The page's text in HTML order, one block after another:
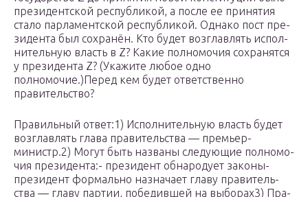
пре­зи­дент­ской республикой, а после ее при­ня­тия
стало пар­ла­мент­ской республикой. Од­на­ко пост пре­
зи­ден­та был сохранён. Кто будет воз­глав­лять ис­пол­
ни­тель­ную власть в Z? Какие пол­но­мо­чия со­хра­нят­ся
у пре­зи­ден­та Z? (Укажите любое одно
полномочие.)Перед кем будет от­вет­ствен­но
правительство?
Правильный ответ:1) Ис­пол­ни­тель­ную власть будет
воз­глав­лять глава правительства — премьер-
министр.2) Могут быть на­зва­ны сле­ду­ю­щие пол­но­мо­
чия президента:- президент об­на­ро­ду­ет законы-
президент фор­маль­но на­зна­ча­ет главу пра­ви­тель­
ства — главу пар­тии, победившей на выборах3) Пра­